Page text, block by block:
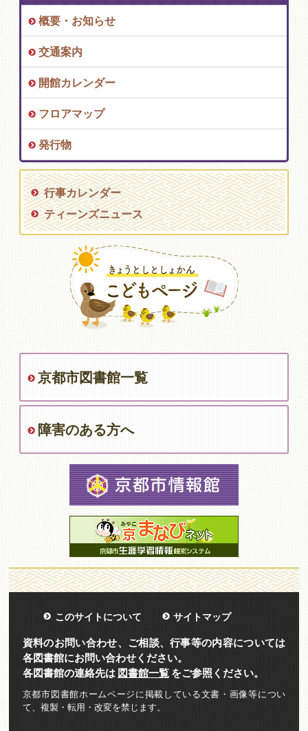
概要・お知らせ
交通案内
開館カレンダー
フロアマップ
発行物
行事カレンダー
ティーンズニュース
京都市図書館一覧
障害のある方へ
このサイトについて サイトマップ
資料のお問い合わせ、ご相談、行事等の内容については
各図書館にお問い合わせください。
各図書館の連絡先は 図書館一覧をご参照ください。
京都市図書館ホームページに掲載している文書・画像等につい
て、複製・転用・改変を禁じます。